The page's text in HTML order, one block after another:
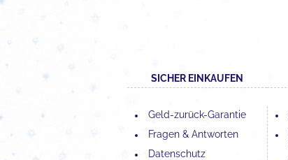
SICHER EINKAUFEN
Geld-zurück-Garantie
Fragen & Antworten
Datenschutz